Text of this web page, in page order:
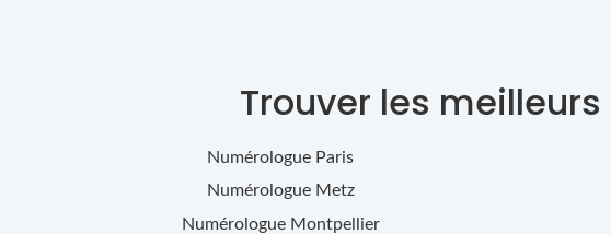
Trouver les
Numérologue Paris
Numérologue Metz
Numérologue Montpellier